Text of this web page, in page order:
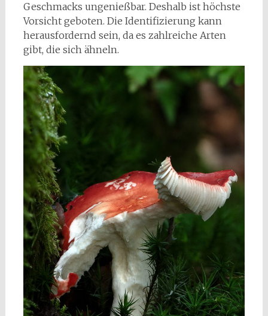
Geschmacks ungenießbar. Deshalb ist höchste
Vorsicht geboten. Die Identifizierung kann
herausfordernd sein, da es zahlreiche Arten
gibt, die sich ähneln.